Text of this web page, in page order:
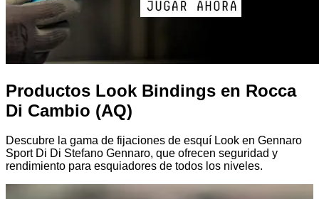
Productos Look Bindings en Rocca
Di Cambio (AQ)
Descubre la gama de fijaciones de esquí Look en Gennaro
Sport Di Di Stefano Gennaro, que ofrecen seguridad y
rendimiento para esquiadores de todos los niveles.